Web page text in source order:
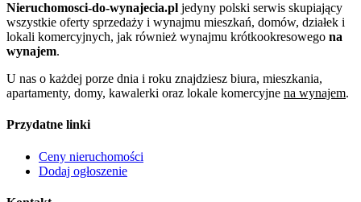
Nieruchomosci-do-wynajecia.pl jedyny polski serwis skupiający
wszystkie oferty sprzedaży i wynajmu mieszkań, domów, działek i
lokali komercyjnych, jak również wynajmu krótkookresowego na
wynajem.
U nas o każdej porze dnia i roku znajdziesz biura, mieszkania,
apartamenty, domy, kawalerki oraz lokale komercyjne na wynajem.
Przydatne linki
Ceny nieruchomości
Dodaj ogłoszenie